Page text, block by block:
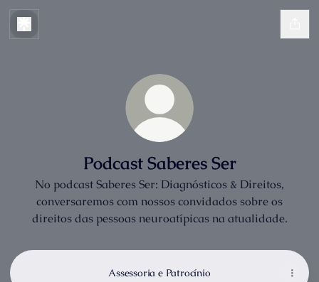
Podcast Saberes Ser
No podcast Saberes Ser: Diagnósticos & Direitos,
conversaremos com nossos convidados sobre os
direitos das pessoas neuroatípicas na atualidade.
Assessoria e Patrocínio